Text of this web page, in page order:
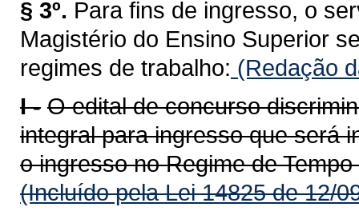
§ 3º. Para fins de ingresso, o
Magistério do Ensino Superior
regimes de trabalho: (Redação
I - O edital de concurso
integral para ingresso que será
o ingresso no Regime de
(Incluído pela Lei 14825 de 12/